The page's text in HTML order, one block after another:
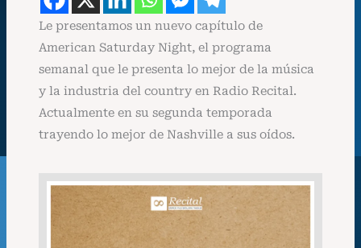
Le presentamos un nuevo capítulo de
American Saturday Night, el programa
semanal que le presenta lo mejor de la música
y la industria del country en Radio Recital.
Actualmente en su segunda temporada
trayendo lo mejor de Nashville a sus oídos.